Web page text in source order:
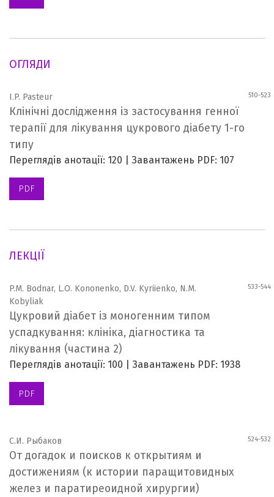
ОГЛЯДИ
I.P. Pasteur 510-523
Клінічні дослідження із застосування генної
терапії для лікування цукрового діабету 1-го
типу
Переглядів анотації: 120 | Завантажень PDF: 107
PDF
ЛЕКЦІЇ
P.M. Bodnar, L.O. Kononenko, D.V. Kyriienko, N.M.
Kobyliak
533-544
Цукровий діабет із моногенним типом
успадкування: клініка, діагностика та
лікування (частина 2)
Переглядів анотації: 100 | Завантажень PDF: 1938
PDF
С.И. Рыбаков 524-532
От догадок и поисков к открытиям и
достижениям (к истории паращитовидных
желез и паратиреоидной хирургии)